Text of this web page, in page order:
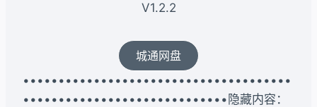
V1.2.2
城通网盘
••••••••••••••••••••••••••••••••••••••
•••••••••••••••••••••••••••••隐藏内容：